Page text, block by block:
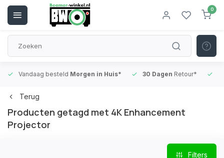
0
Vandaag besteld Morgen in Huis* 30 Dagen Retour*
Terug
Producten getagd met 4K Enhancement
Projector
Filters